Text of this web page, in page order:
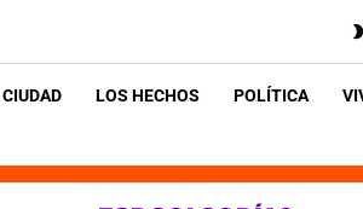
LOS HECHOS POLÍTICA